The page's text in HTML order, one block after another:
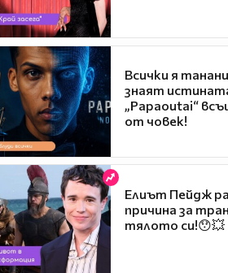
Всички я
знаят
„Papaoutai“
от човек!
Елиът Пейдж
причина за
тялото си!😯💥